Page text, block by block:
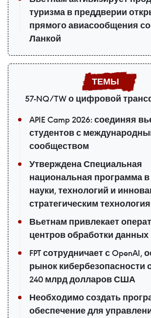
туризма в преддверии
прямого авиасообщения
Ланкой
57-NQ/TW о цифровой
APIE Camp 2026: соединяя
студентов с
сообществом
Утверждена Специальная
национальная программа в
науки, технологий и
стратегическим
Вьетнам привлекает
центров обработки данных
FPT сотрудничает с OpenAI,
рынок кибербезопасности
240 млрд долларов США
Необходимо создать
обеспечение для